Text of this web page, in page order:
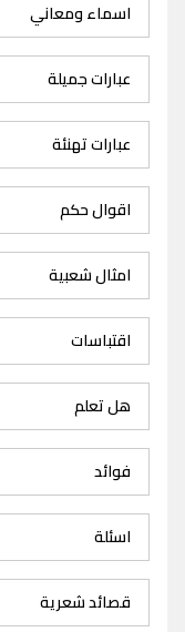
اسماء ومعاني
عبارات جميلة
عبارات تهنئة
اقوال حكم
امثال شعبية
اقتباسات
هل تعلم
فوائد
اسئلة
قصائد شعرية